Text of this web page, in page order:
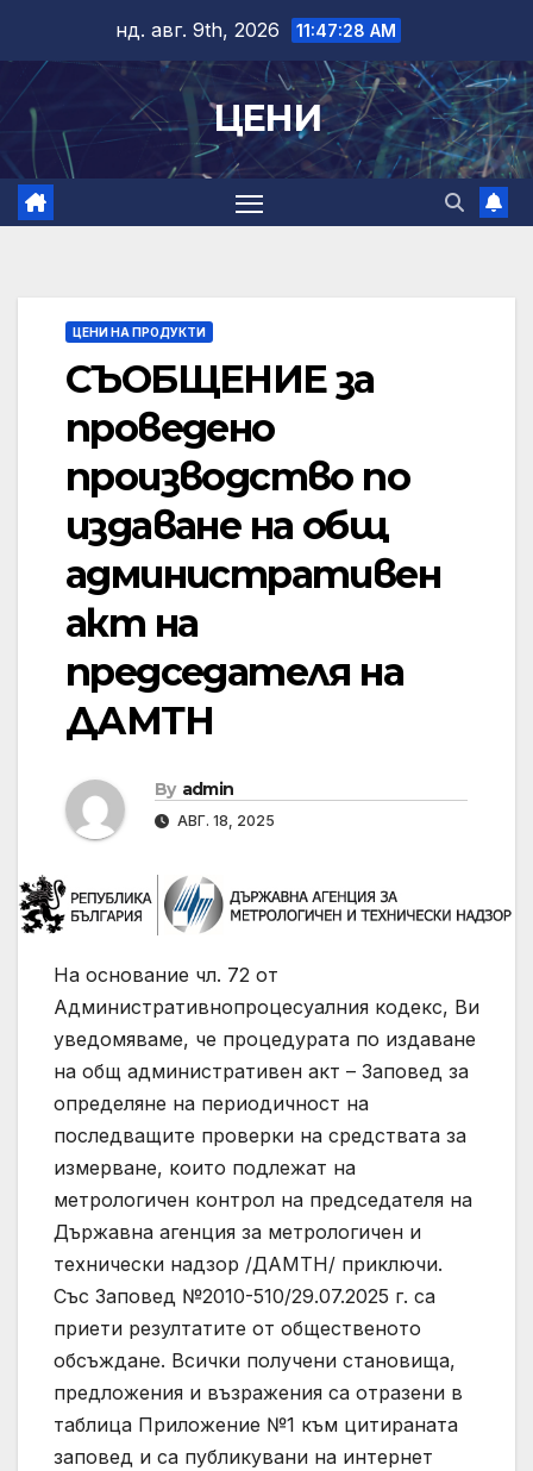
content
нд. авг. 9th, 2026 11:47:29 AM
ЦЕНИ
ЦЕНИ НА ПРОДУКТИ
СЪОБЩЕНИЕ за
проведено
производство по
издаване на общ
административен
акт на
председателя на
ДАМТН
By admin
АВГ. 18, 2025
На основание чл. 72 от
Административнопроцесуалния кодекс, Ви
уведомяваме, че процедурата по издаване
на общ административен акт – Заповед за
определяне на периодичност на
последващите проверки на средствата за
измерване, които подлежат на
метрологичен контрол на председателя на
Държавна агенция за метрологичен и
технически надзор /ДАМТН/ приключи.
Със Заповед №2010-510/29.07.2025 г. са
приети резултатите от общественото
обсъждане. Всички получени становища,
предложения и възражения са отразени в
таблица Приложение №1 към цитираната
заповед и са публикувани на интернет